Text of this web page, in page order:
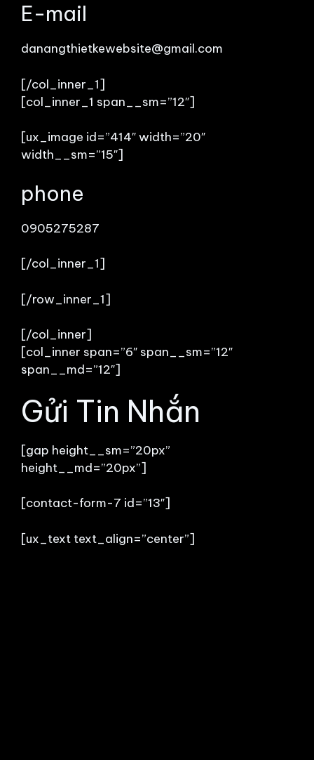
E-mail
danangthietkewebsite@gmail.com
[/col_inner_1]
[col_inner_1 span__sm=”12″]
[ux_image id=”414″ width=”20″
width__sm=”15″]
phone
0905275287
[/col_inner_1]
[/row_inner_1]
[/col_inner]
[col_inner span=”6″ span__sm=”12″
span__md=”12″]
Gửi Tin Nhắn
[gap height__sm=”20px”
height__md=”20px”]
[contact-form-7 id=”13″]
[ux_text text_align=”center”]